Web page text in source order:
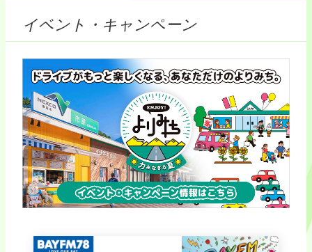
イベント・キャンペーン